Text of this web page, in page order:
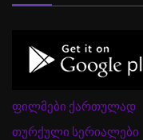
ფილმები ქართულად
თურქული სერიალები